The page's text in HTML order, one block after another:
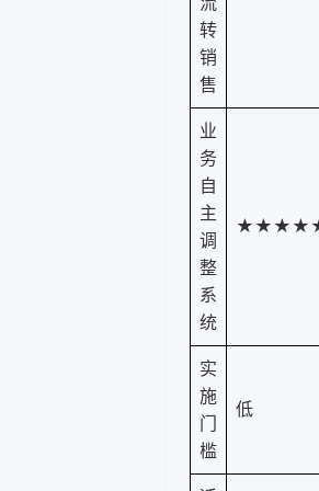
转
销
售
业
务
自
主
调
整
系
统
实
施
门
槛
低